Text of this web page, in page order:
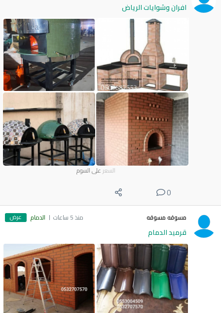
افران وشوايات الرياض
السعر على السوم
0
مسوقه مسوقه منذ 5 ساعات الدمام عرض
قرميد الدمام